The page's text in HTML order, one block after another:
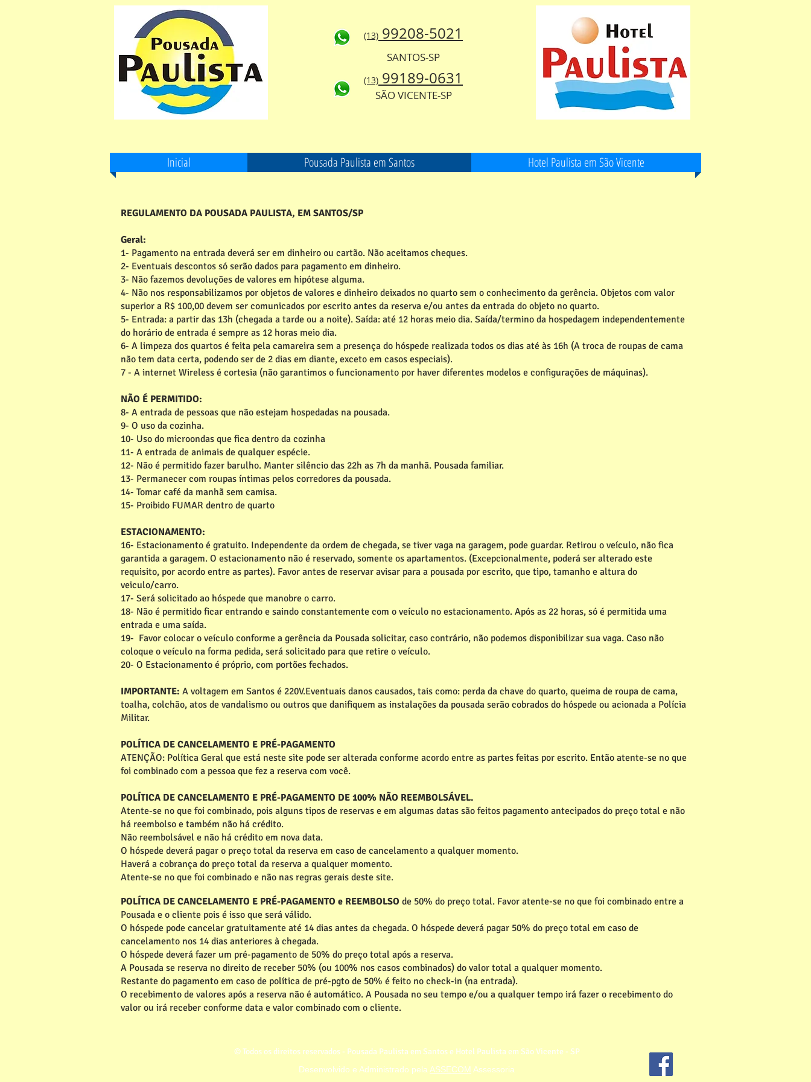
(13) 99208-5021
SANTOS-SP
(13) 99189-0631
SÃO VICENTE-SP
Inicial Pousada Paulista em Santos Hotel Paulista em São Vicente
REGULAMENTO DA POUSADA PAULISTA, EM SANTOS/SP
Geral:
1- Pagamento na entrada deverá ser em dinheiro ou cartão. Não aceitamos cheques.
2- Eventuais descontos só serão dados para pagamento em dinheiro.
3- Não fazemos devoluções de valores em hipótese alguma.
4- Não nos responsabilizamos por objetos de valores e dinheiro deixados no quarto sem o conhecimento da gerência. Objetos com valor
superior a R$ 100,00 devem ser comunicados por escrito antes da reserva e/ou antes da entrada do objeto no quarto.
5- Entrada: a partir das 13h (chegada a tarde ou a noite). Saída: até 12 horas meio dia. Saída/termino da hospedagem independentemente
do horário de entrada é sempre as 12 horas meio dia.
6- A limpeza dos quartos é feita pela camareira sem a presença do hóspede realizada todos os dias até às 16h (A troca de roupas de cama
não tem data certa, podendo ser de 2 dias em diante, exceto em casos especiais).
7 - A internet Wireless é cortesia (não garantimos o funcionamento por haver diferentes modelos e configurações de máquinas).
NÃO É PERMITIDO:
8- A entrada de pessoas que não estejam hospedadas na pousada.
9- O uso da cozinha.
10- Uso do microondas que fica dentro da cozinha
11- A entrada de animais de qualquer espécie.
12- Não é permitido fazer barulho. Manter silêncio das 22h as 7h da manhã. Pousada familiar.
13- Permanecer com roupas íntimas pelos corredores da pousada.
14- Tomar café da manhã sem camisa.
15- Proibido FUMAR dentro de quarto
ESTACIONAMENTO:
16- Estacionamento é gratuito. Independente da ordem de chegada, se tiver vaga na garagem, pode guardar. Retirou o veículo, não fica
garantida a garagem. O estacionamento não é reservado, somente os apartamentos. (Excepcionalmente, poderá ser alterado este
requisito, por acordo entre as partes). Favor antes de reservar avisar para a pousada por escrito, que tipo, tamanho e altura do
veiculo/carro.
17- Será solicitado ao hóspede que manobre o carro.
18- Não é permitido ficar entrando e saindo constantemente com o veículo no estacionamento. Após as 22 horas, só é permitida uma
entrada e uma saída.
19- Favor colocar o veículo conforme a gerência da Pousada solicitar, caso contrário, não podemos disponibilizar sua vaga. Caso não
coloque o veículo na forma pedida, será solicitado para que retire o veículo.
20- O Estacionamento é próprio, com portões fechados.
IMPORTANTE: A voltagem em Santos é 220V.Eventuais danos causados, tais como: perda da chave do quarto, queima de roupa de cama,
toalha, colchão, atos de vandalismo ou outros que danifiquem as instalações da pousada serão cobrados do hóspede ou acionada a Polícia
Militar.
POLÍTICA DE CANCELAMENTO E PRÉ-PAGAMENTO
ATENÇÃO: Política Geral que está neste site pode ser alterada conforme acordo entre as partes feitas por escrito. Então atente-se no que
foi combinado com a pessoa que fez a reserva com você.
POLÍTICA DE CANCELAMENTO E PRÉ-PAGAMENTO DE 100% NÃO REEMBOLSÁVEL.
Atente-se no que foi combinado, pois alguns tipos de reservas e em algumas datas são feitos pagamento antecipados do preço total e não
há reembolso e também não há crédito.
Não reembolsável e não há crédito em nova data.
O hóspede deverá pagar o preço total da reserva em caso de cancelamento a qualquer momento.
Haverá a cobrança do preço total da reserva a qualquer momento.
Atente-se no que foi combinado e não nas regras gerais deste site.
POLÍTICA DE CANCELAMENTO E PRÉ-PAGAMENTO e REEMBOLSO de 50% do preço total. Favor atente-se no que foi combinado entre a
Pousada e o cliente pois é isso que será válido.
O hóspede pode cancelar gratuitamente até 14 dias antes da chegada. O hóspede deverá pagar 50% do preço total em caso de
cancelamento nos 14 dias anteriores à chegada.
O hóspede deverá fazer um pré-pagamento de 50% do preço total após a reserva.
A Pousada se reserva no direito de receber 50% (ou 100% nos casos combinados) do valor total a qualquer momento.
Restante do pagamento em caso de política de pré-pgto de 50% é feito no check-in (na entrada).
O recebimento de valores após a reserva não é automático. A Pousada no seu tempo e/ou a qualquer tempo irá fazer o recebimento do
valor ou irá receber conforme data e valor combinado com o cliente.
© Todos os direitos reservados - Pousada Paulista em Santos e Hotel Paulista em São Vicente - SP
Desenvolvido e Administrado pela ASSECOM Assessoria